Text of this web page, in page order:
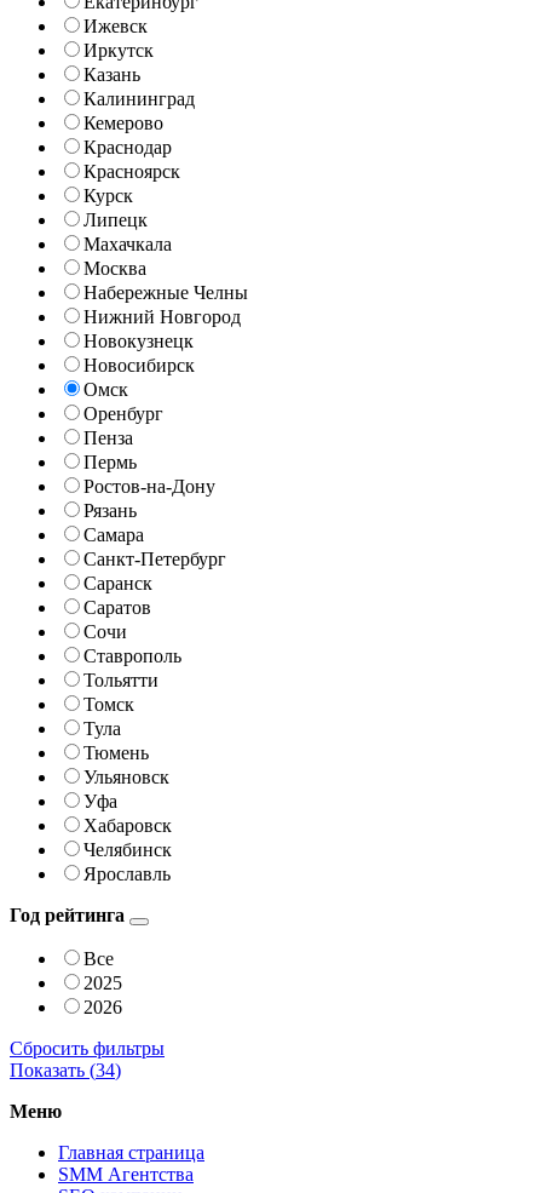
Ижевск
Иркутск
Казань
Калининград
Кемерово
Краснодар
Красноярск
Курск
Липецк
Махачкала
Москва
Набережные Челны
Нижний Новгород
Новокузнецк
Новосибирск
Омск
Оренбург
Пенза
Пермь
Ростов-на-Дону
Рязань
Самара
Санкт-Петербург
Саранск
Саратов
Сочи
Ставрополь
Тольятти
Томск
Тула
Тюмень
Ульяновск
Уфа
Хабаровск
Челябинск
Ярославль
Год рейтинга
Все
2025
2026
Сбросить фильтры
Показать (34)
Меню
Главная страница
SMM Агентства